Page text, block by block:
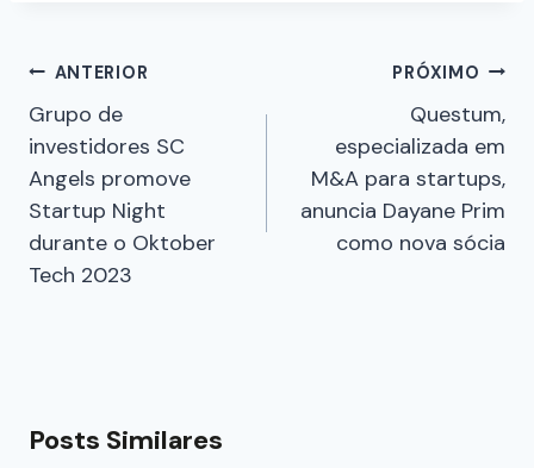
ANTERIOR
Grupo de
investidores SC
Angels promove
Startup Night
durante o Oktober
Tech 2023
PRÓXIMO
Questum,
especializada em
M&A para startups,
anuncia Dayane Prim
como nova sócia
Posts Similares